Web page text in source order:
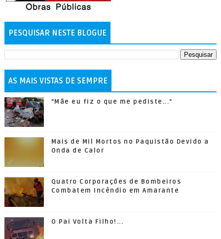
PESQUISAR NESTE BLOGUE
AS MAIS VISTAS DE SEMPRE
"Mãe eu fiz o que me pediste..."
Mais de Mil Mortos no Paquistão Devido a
Onda de Calor
Quatro Corporações de Bombeiros
Combatem Incêndio em Amarante
O Pai Volta Filho!...